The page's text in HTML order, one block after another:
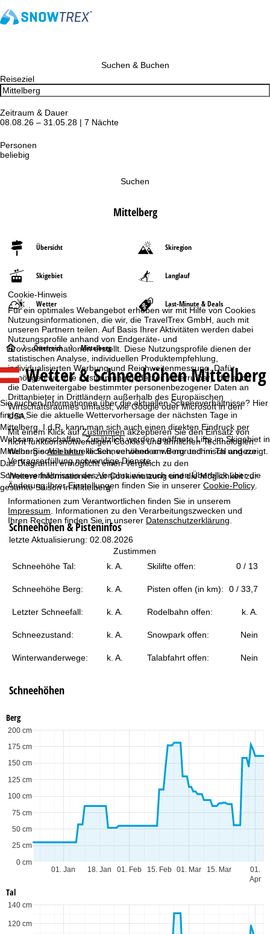
Cookie-Hinweis
Für ein optimales Webangebot erheben wir mit Hilfe von Cookies
Nutzungsinformationen, die wir, die TravelTrex GmbH, auch mit
unseren Partnern teilen. Auf Basis Ihrer Aktivitäten werden dabei
Nutzungsprofile anhand von Endgeräte- und
Browserinformationen erstellt. Diese Nutzungsprofile dienen der
statistischen Analyse, individuellen Produktempfehlung,
individualisierten Werbung und Reichweitenmessung. Dafür
benötigen wir Ihre Zustimmung (jederzeit widerrufbar), die auch
die Datenweitergabe bestimmter personenbezogener Daten an
Drittanbieter in Drittländern außerhalb des Europäischen
Wirtschaftsraumes umfasst, wie Google oder Microsoft in den
USA.
Mit einem Klick aufZustimmenakzeptieren Sie den Einsatz von
nicht funktionsnotwendigen Cookies und ähnlichen Technologien.
Wenn SieAblehnenklicken, verwenden wir nur technisch und zur
Vertragserfüllung notwendige Dienste.
Weitere Informationen zur Cookienutzung und die Möglichkeit zur
Änderung Ihrer Einstellungen finden Sie in unsererCookie-Policy
Informationen zum Verantwortlichen finden Sie in unserem
Impressum . Informationen zu den Verarbeitungszwecken und
Ihren Rechten finden Sie in unserer Datenschutzerklärung
Zustimmen
Suchen & Buchen
Reiseziel
Zeitraum & Dauer
08.08.26 – 31.05.28 | 7 Nächte
Personen
beliebig
Suchen
Mittelberg
Übersicht Skiregion
Skigebiet Langlauf
Wetter Last-Minute & Deals
S
t
a
r
t
i
t
e
Österreich Mittelberg
Wetter & Schneehöhen Mittelberg
Sie suchen Informationen über die aktuellen Schneeverhältnisse? Hier
finden Sie die aktuelle Wettervorhersage der nächsten Tage in
Mittelberg. I.d.R. kann man sich auch einen direkten Eindruck per
Webcam verschaffen. Zusätzlich werden geöffnete Lifte im Skigebiet in
Mittelberg sowie aktuelle Schneehöhen am Berg und im Tal angezeigt.
Das Diagramm ermöglicht einen Vergleich zu den
Schneeverhältnissen des Vorjahrs wie auch einen Überblick über die
gesamte Saison in Mittelberg.
Schneehöhen & Pisteninfos
letzte Aktualisierung: 02.08.2026
Schneehöhe Tal: k. A. Skilifte offen: 0 / 13
Schneehöhe Berg: k. A. Pisten offen (in km): 0 / 33,7
Letzter Schneefall: k. A. Rodelbahn offen: k. A.
Schneezustand: k. A. Snowpark offen: Nein
Winterwanderwege: k. A. Talabfahrt offen: Nein
Schneehöhen
Berg
01. Jan 01. Feb 01. Mar
01.
Apr
18. Jan 15. Feb 15. Mar
0 cm
25 cm
50 cm
75 cm
100 cm
125 cm
150 cm
175 cm
200 cm
Tal
120 cm
140 cm